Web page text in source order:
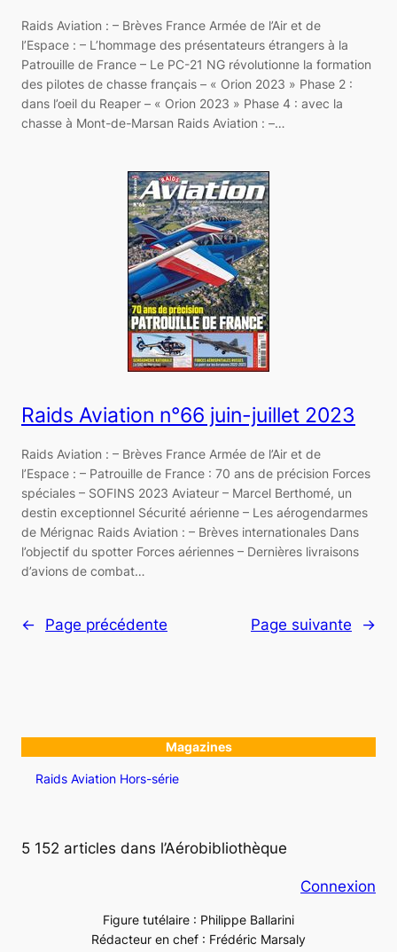
Raids Aviation : – Brèves France Armée de l’Air et de
l’Espace : – L’hommage des présentateurs étrangers à la
Patrouille de France – Le PC-21 NG révolutionne la formation
des pilotes de chasse français – « Orion 2023 » Phase 2 :
dans l’oeil du Reaper – « Orion 2023 » Phase 4 : avec la
chasse à Mont-de-Marsan Raids Aviation : –…
Raids Aviation n°66 juin-juillet 2023
Raids Aviation : – Brèves France Armée de l’Air et de
l’Espace : – Patrouille de France : 70 ans de précision Forces
spéciales – SOFINS 2023 Aviateur – Marcel Berthomé, un
destin exceptionnel Sécurité aérienne – Les aérogendarmes
de Mérignac Raids Aviation : – Brèves internationales Dans
l’objectif du spotter Forces aériennes – Dernières livraisons
d’avions de combat…
← Page précédente Page suivante →
Magazines
Raids Aviation Hors-série
5 152 articles dans l’Aérobibliothèque
Connexion
Figure tutélaire : Philippe Ballarini
Rédacteur en chef : Frédéric Marsaly